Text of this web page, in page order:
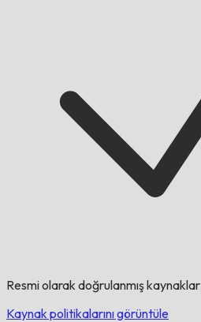
Resmi olarak doğrulanmış kaynaklar
Kaynak politikalarını görüntüle